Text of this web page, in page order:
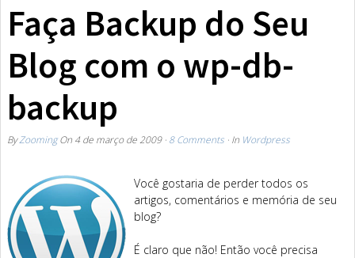
Faça Backup do Seu
Blog com o wp-db-
backup
ByZoomingOn 4 de março de 2009· 8 Comments · In Wordpress
Você gostaria de perder todos os
artigos, comentários e memória de seu
blog?
É claro que não! Então você precisa